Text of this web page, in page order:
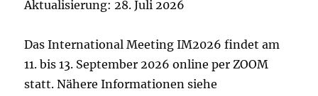
Aktualisierung: 28. Juli 2026
Das International Meeting IM2026 findet am
11. bis 13. September 2026 online per ZOOM
statt. Nähere Informationen siehe